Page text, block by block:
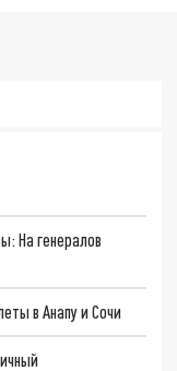
На генералов
в Анапу и Сочи